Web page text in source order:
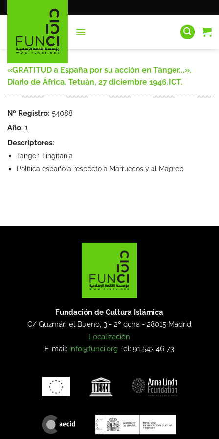
al
«GRATITUD a España por su acción en Tánger...»,
Diario de África. Tetuán, 27 diciembre 1946.ICT.
Nº Registro: 54088
Año: 1
Descriptores:
Tánger. Tingitania
Política española respecto a Marruecos y al Magreb
Fundación de Cultura Islámica
C/ Guzmán el Bueno, 3 - 2º dcha -28015 Madrid
Localización
E-mail: info@funci.org Tel: 91 543 46 73